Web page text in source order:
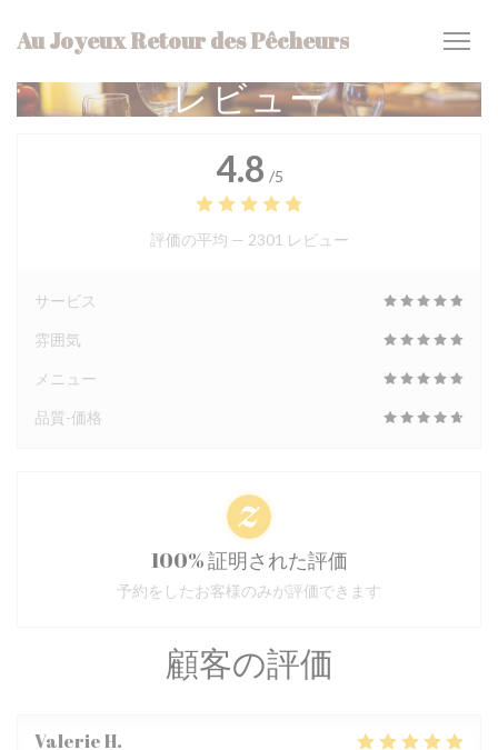
Au Joyeux Retour des Pêcheurs
レビュー
顧客の評価
ValerieH
4.8 /5
評価の平均 — 2301 レビュー
サービス
雰囲気
メニュー
品質-価格
100% 証明された評価
予約をしたお客様のみが評価できます